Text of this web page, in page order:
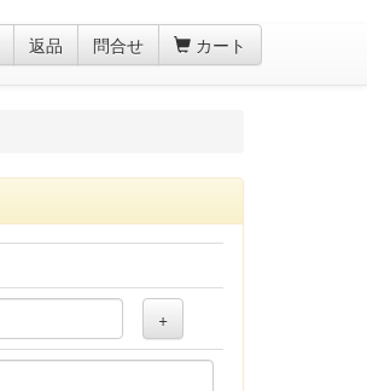
返品 問合せ カート
+